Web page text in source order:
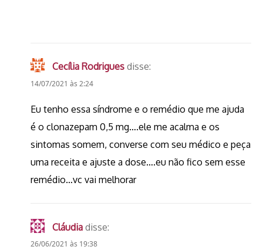
Cecília Rodrigues disse:
14/07/2021 às 2:24
Eu tenho essa síndrome e o remédio que me ajuda
é o clonazepam 0,5 mg….ele me acalma e os
sintomas somem, converse com seu médico e peça
uma receita e ajuste a dose….eu não fico sem esse
remédio…vc vai melhorar
Cláudia disse:
26/06/2021 às 19:38